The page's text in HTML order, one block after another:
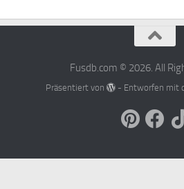
Fusdb.com © 2026. All
Präsentiert von - Entworfen mit